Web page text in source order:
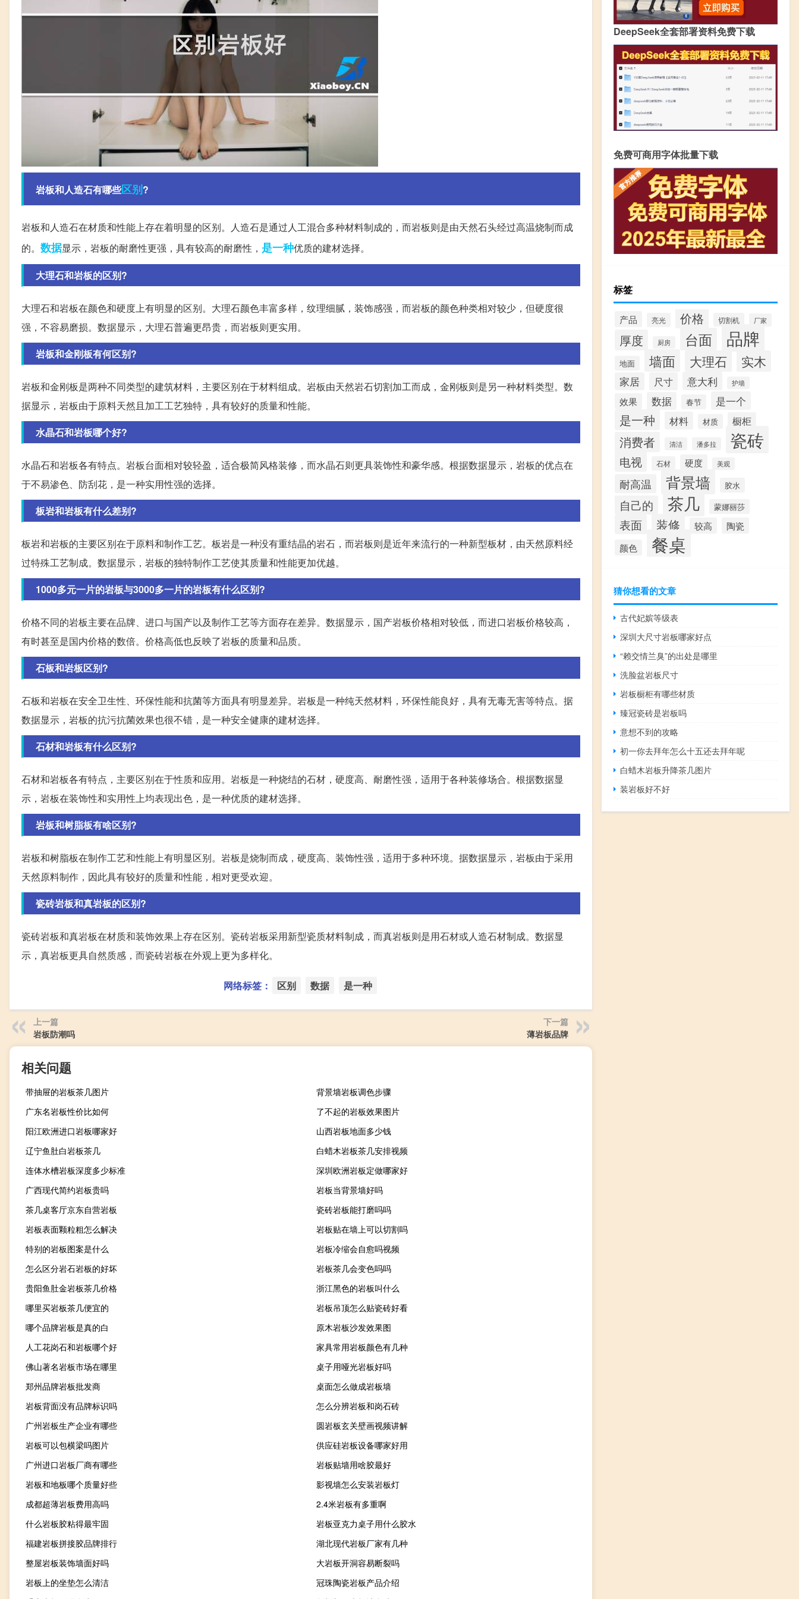
岩板和人造石有哪些区别?
岩板和人造石在材质和性能上存在着明显的区别。人造石是通过人工混合多种材料制成的，而岩板则是由天然石头经过高温烧制而成
的。 数据显示，岩板的耐磨性更强，具有较高的耐磨性， 是一种优质的建材选择。
大理石和岩板的区别?
大理石和岩板在颜色和硬度上有明显的区别。大理石颜色丰富多样，纹理细腻，装饰感强，而岩板的颜色种类相对较少，但硬度很
强，不容易磨损。数据显示，大理石普遍更昂贵，而岩板则更实用。
岩板和金刚板有何区别?
岩板和金刚板是两种不同类型的建筑材料，主要区别在于材料组成。岩板由天然岩石切割加工而成，金刚板则是另一种材料类型。数
据显示，岩板由于原料天然且加工工艺独特，具有较好的质量和性能。
水晶石和岩板哪个好?
水晶石和岩板各有特点。岩板台面相对较轻盈，适合极简风格装修，而水晶石则更具装饰性和豪华感。根据数据显示，岩板的优点在
于不易渗色、防刮花，是一种实用性强的选择。
板岩和岩板有什么差别?
板岩和岩板的主要区别在于原料和制作工艺。板岩是一种没有重结晶的岩石，而岩板则是近年来流行的一种新型板材，由天然原料经
过特殊工艺制成。数据显示，岩板的独特制作工艺使其质量和性能更加优越。
1000多元一片的岩板与3000多一片的岩板有什么区别?
价格不同的岩板主要在品牌、进口与国产以及制作工艺等方面存在差异。数据显示，国产岩板价格相对较低，而进口岩板价格较高，
有时甚至是国内价格的数倍。价格高低也反映了岩板的质量和品质。
石板和岩板区别?
石板和岩板在安全卫生性、环保性能和抗菌等方面具有明显差异。岩板是一种纯天然材料，环保性能良好，具有无毒无害等特点。据
数据显示，岩板的抗污抗菌效果也很不错，是一种安全健康的建材选择。
石材和岩板有什么区别?
石材和岩板各有特点，主要区别在于性质和应用。岩板是一种烧结的石材，硬度高、耐磨性强，适用于各种装修场合。根据数据显
示，岩板在装饰性和实用性上均表现出色，是一种优质的建材选择。
岩板和树脂板有啥区别?
岩板和树脂板在制作工艺和性能上有明显区别。岩板是烧制而成，硬度高、装饰性强，适用于多种环境。据数据显示，岩板由于采用
天然原料制作，因此具有较好的质量和性能，相对更受欢迎。
瓷砖岩板和真岩板的区别?
瓷砖岩板和真岩板在材质和装饰效果上存在区别。瓷砖岩板采用新型瓷质材料制成，而真岩板则是用石材或人造石材制成。数据显
示，真岩板更具自然质感，而瓷砖岩板在外观上更为多样化。
网络标签： 区别 数据 是一种
上一篇
岩板防潮吗
下一篇
薄岩板品牌
相关问题
带抽屉的岩板茶几图片
背景墙岩板调色步骤
广东名岩板性价比如何
了不起的岩板效果图片
阳江欧洲进口岩板哪家好
山西岩板地面多少钱
辽宁鱼肚白岩板茶几
白蜡木岩板茶几安排视频
连体水槽岩板深度多少标准
深圳欧洲岩板定做哪家好
广西现代简约岩板贵吗
岩板当背景墙好吗
茶几桌客厅京东自营岩板
瓷砖岩板能打磨吗吗
岩板表面颗粒粗怎么解决
岩板贴在墙上可以切割吗
特别的岩板图案是什么
岩板冷缩会自愈吗视频
怎么区分岩石岩板的好坏
岩板茶几会变色吗吗
贵阳鱼肚金岩板茶几价格
浙江黑色的岩板叫什么
哪里买岩板茶几便宜的
岩板吊顶怎么贴瓷砖好看
哪个品牌岩板是真的白
原木岩板沙发效果图
人工花岗石和岩板哪个好
家具常用岩板颜色有几种
佛山著名岩板市场在哪里
桌子用哑光岩板好吗
郑州品牌岩板批发商
桌面怎么做成岩板墙
岩板背面没有品牌标识吗
怎么分辨岩板和岗石砖
广州岩板生产企业有哪些
圆岩板玄关壁画视频讲解
岩板可以包横梁吗图片
供应硅岩板设备哪家好用
广州进口岩板厂商有哪些
岩板贴墙用啥胶最好
岩板和地板哪个质量好些
影视墙怎么安装岩板灯
成都超薄岩板费用高吗
2.4米岩板有多重啊
什么岩板胶粘得最牢固
岩板亚克力桌子用什么胶水
福建岩板拼接胶品牌排行
湖北现代岩板厂家有几种
整屋岩板装饰墙面好吗
大岩板开洞容易断裂吗
岩板上的坐垫怎么清洁
冠珠陶瓷岩板产品介绍
DeepSeek全套部署资料免费下载
免费可商用字体批量下载
标签
产品 亮光 价格 切割机 厂家
厚度 厨房 台面 品牌
地面 墙面 大理石 实木
家居 尺寸 意大利 护墙
效果 数据 春节 是一个
是一种 材料 材质 橱柜
消费者 清洁 潘多拉 瓷砖
电视 石材 硬度 美观
耐高温 背景墙 胶水
自己的 茶几 蒙娜丽莎
表面 装修 较高
陶瓷
颜色
餐桌
猜你想看的文章
古代妃嫔等级表
深圳大尺寸岩板哪家好点
“赖交情兰臭”的出处是哪里
洗脸盆岩板尺寸
岩板橱柜有哪些材质
臻冠瓷砖是岩板吗
意想不到的攻略
初一你去拜年怎么十五还去拜年呢
白蜡木岩板升降茶几图片
装岩板好不好